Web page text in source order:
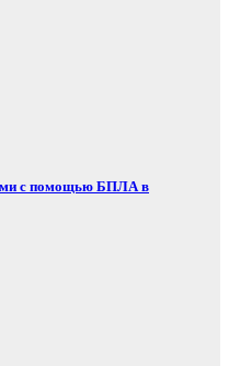
с помощью БПЛА в